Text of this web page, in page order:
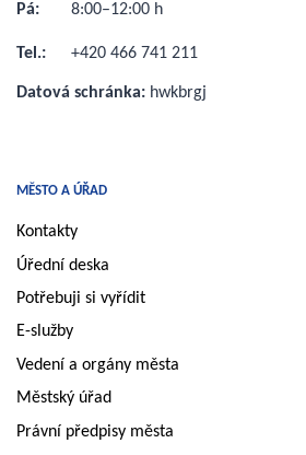
MĚSTO A ÚŘAD
Kontakty
Úřední deska
Potřebuji si vyřídit
E-služby
Vedení a orgány města
Městský úřad
Právní předpisy města
Pá:
8:00–12:00 h
Tel.: +420 466 741 211
Datová schránka: hwkbrgj